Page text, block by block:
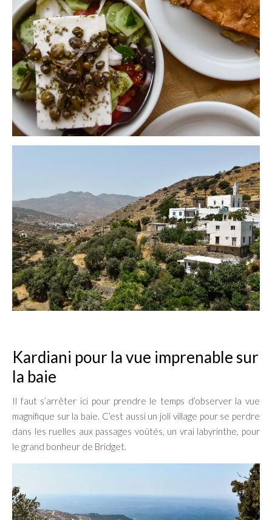
Kardiani pour la vue imprenable sur
la baie
Il faut s’arrêter ici pour prendre le temps d’observer la vue
magnifique sur la baie. C’est aussi un joli village pour se perdre
dans les ruelles aux passages voûtés, un vrai labyrinthe, pour
le grand bonheur de Bridget.